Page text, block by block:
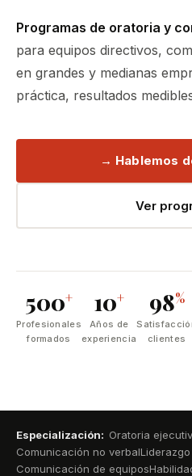
Programas de oratoria y
para equipos directivos,
en grandes y medianas
práctica, resultados
→ Hablemos
Ver
500+
Profesionales
formados
10+
Años de
experiencia
98%
clientes
Especialización: Oratoria
Comunicación no verbal
Comunicación de equipos